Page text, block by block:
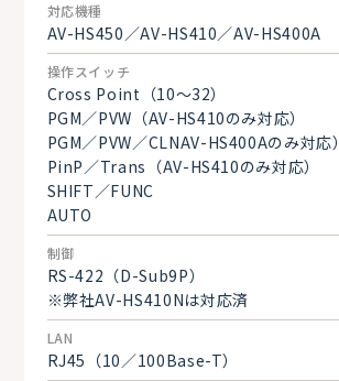
対応機種
AV-HS450／AV-HS410／AV-HS400A
操作スイッチ
Cross Point（10～32）
PGM／PVW（AV-HS410のみ対応）
PGM／PVW／CLNAV-HS400Aのみ対応）
PinP／Trans（AV-HS410のみ対応）
SHIFT／FUNC
AUTO
制御
RS-422（D-Sub9P）
※弊社AV-HS410Nは対応済
LAN
RJ45（10／100Base-T）